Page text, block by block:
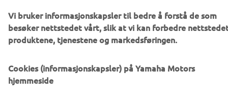
motorsykkelracingen.
Vi bruker informasjonskapsler til bedre å forstå de som
besøker nettstedet vårt, slik at vi kan forbedre
produktene, tjenestene og markedsføringen.
Cookies (informasjonskapsler) på Yamaha Motors
hjemmeside